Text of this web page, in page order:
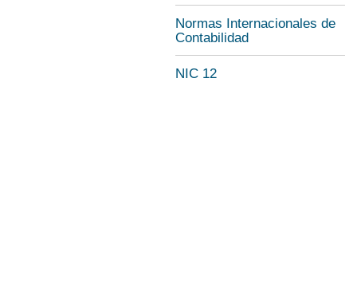
Normas Internacionales de
Contabilidad
NIC 12